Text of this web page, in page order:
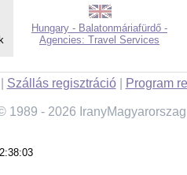
Hungary - Balatonmáriafürdő -
Agencies: Travel Services
Szállás regisztráció| Program
1989 - 2026